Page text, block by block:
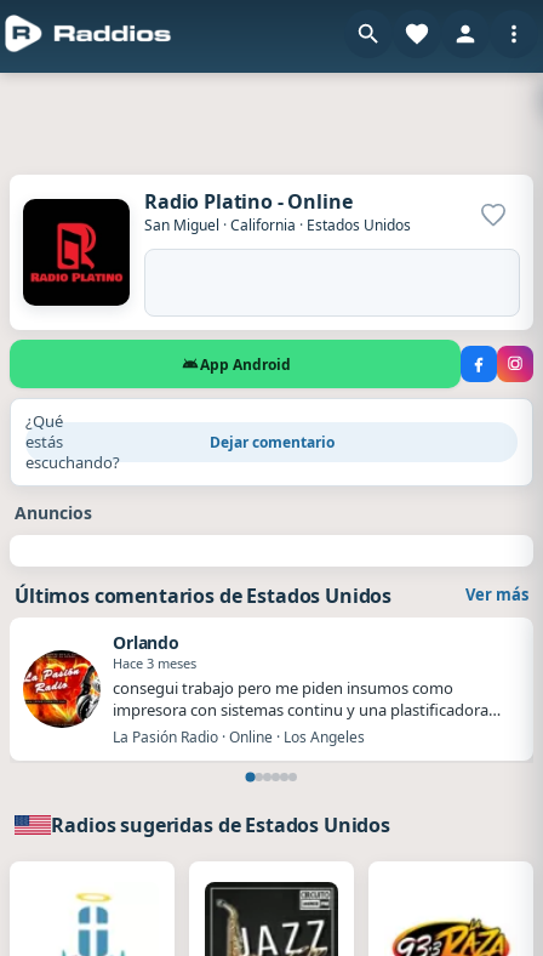
Radio Platino - Online
San Miguel ·California · Estados Unidos
App Android
¿Qué
estás
escuchando?
Dejar comentario
Anuncios
Últimos comentarios de Estados Unidos Ver más
Orlando
Hace 3 meses
​​consegui trabajo pero me piden insumos como
impresora con sistemas continu y una plastificadora
me…
La Pasión Radio · Online · Los Angeles
Radios sugeridas de Estados Unidos